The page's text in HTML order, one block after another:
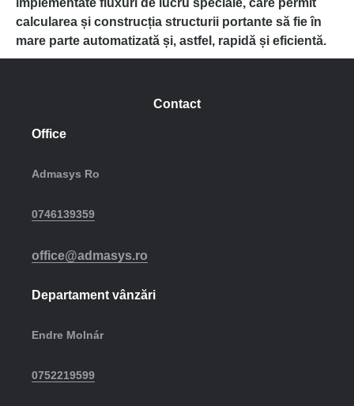
implementate fluxuri de lucru speciale, care permit
calcularea și construcția structurii portante să fie în
mare parte automatizată și, astfel, rapidă și eficientă.
Contact
Office
Admasys Ro
0746139359
office@admasys.ro
Departament vânzări
Endre Molnár
0752219599